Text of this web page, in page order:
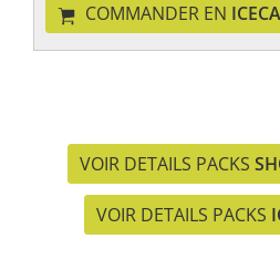
COMMANDER EN
VOIR DETAILS PACKS
VOIR DETAILS PACKS